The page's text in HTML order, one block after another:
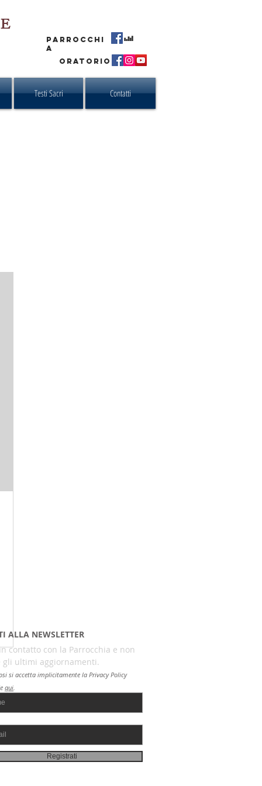
PARROCCHI
A
ORATORIO
Testi Sacri Contatti
ALLA NEWSLETTER
contatto con la Parrocchia e non
gli ultimi aggiornamenti.
si accetta implicitamente la Privacy Policy
qui
Registrati